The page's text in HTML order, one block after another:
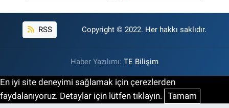
RSS Copyright © 2022. Her hakkı saklıdır.
Haber Yazılımı: TE Bilişim
En iyi site deneyimi sağlamak için çerezlerden
faydalanıyoruz. Detaylar için lütfen tıklayın. Tamam